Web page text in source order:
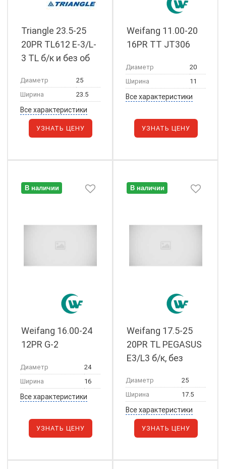
Triangle 23.5-25
20PR TL612 E-3/L-
3 TL б/к и без об
Диаметр
25
Ширина
23.5
Все характеристики
УЗНАТЬ ЦЕНУ
Weifang 11.00-20
16PR TT JT306
Диаметр
20
Ширина
11
Все характеристики
УЗНАТЬ ЦЕНУ
В наличии
Weifang 16.00-24
12PR G-2
Диаметр
24
Ширина
16
Все характеристики
УЗНАТЬ ЦЕНУ
В наличии
Weifang 17.5-25
20PR TL PEGASUS
E3/L3 б/к, без
Диаметр
25
Ширина
17.5
Все характеристики
УЗНАТЬ ЦЕНУ